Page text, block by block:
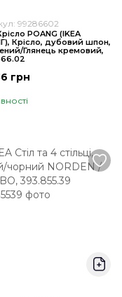
99286602
POANG (ІKEA
Крісло, дубовий шпон,
Глянець кремовий,
грн